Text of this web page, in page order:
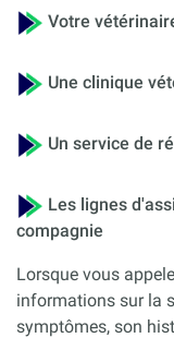
Votre
Une clinique
Un service de
Les lignes
compagnie
Lorsque vous
informations sur la
symptômes, son